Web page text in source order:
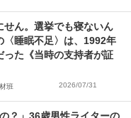
せん。選挙でも寝ないん
〈睡眠不足〉は、1992年
った《当時の支持者が証
班 2026/07/31